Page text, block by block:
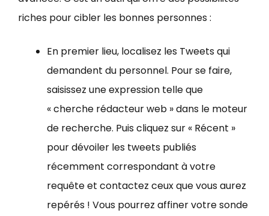
riches pour cibler les bonnes personnes :
En premier lieu, localisez les Tweets qui
demandent du personnel. Pour se faire,
saisissez une expression telle que
« cherche rédacteur web » dans le moteur
de recherche. Puis cliquez sur « Récent »
pour dévoiler les tweets publiés
récemment correspondant à votre
requête et contactez ceux que vous aurez
repérés ! Vous pourrez affiner votre sonde